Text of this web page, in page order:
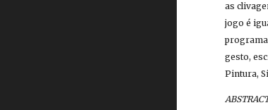
as
jogo é
gesto,
Pintura,